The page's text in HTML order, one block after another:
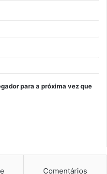
para a próxima vez que
Comentários